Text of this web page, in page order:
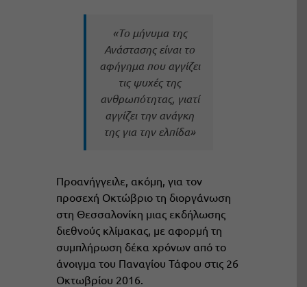
«Το μήνυμα της
Ανάστασης είναι το
αφήγημα που αγγίζει
τις ψυχές της
ανθρωπότητας, γιατί
αγγίζει την ανάγκη
της για την ελπίδα»
Προανήγγειλε, ακόμη, για τον
προσεχή Οκτώβριο τη διοργάνωση
στη Θεσσαλονίκη μιας εκδήλωσης
διεθνούς κλίμακας, με αφορμή τη
συμπλήρωση δέκα χρόνων από το
άνοιγμα του Παναγίου Τάφου στις 26
Οκτωβρίου 2016.